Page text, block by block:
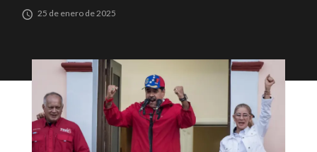
25 de enero de 2025